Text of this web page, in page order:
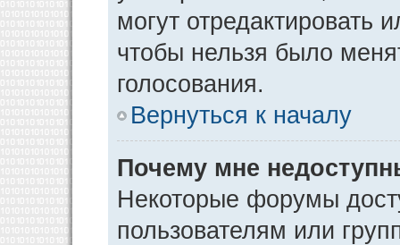
могут отредактировать
чтобы нельзя было
голосования.
Вернуться к началу
Почему мне
Некоторые форумы
пользователям или